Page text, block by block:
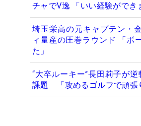
チャでV逸 「いい経験ができ
埼玉栄高の元キャプテン・
ィ量産の圧巻ラウンド 「ボ
た」
“大卒ルーキー”長田莉子が
課題 「攻めるゴルフで頑張